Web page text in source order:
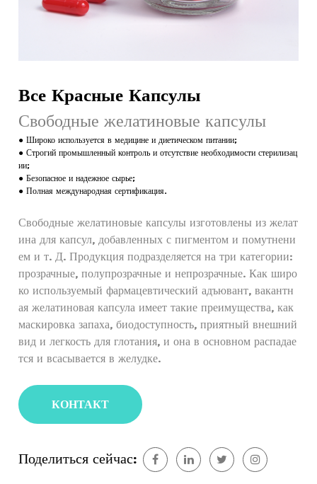
Все Красные Капсулы
Свободные желатиновые капсулы
● Широко используется в медицине и диетическом питании;
● Строгий промышленный контроль и отсутствие необходимости стерилизац
ии;
● Безопасное и надежное сырье;
● Полная международная сертификация.
Свободные желатиновые капсулы изготовлены из желат
ина для капсул, добавленных с пигментом и помутнени
ем и т. Д. Продукция подразделяется на три категории:
прозрачные, полупрозрачные и непрозрачные. Как широ
ко используемый фармацевтический адъювант, вакантн
ая желатиновая капсула имеет такие преимущества, как
маскировка запаха, биодоступность, приятный внешний
вид и легкость для глотания, и она в основном распадае
тся и всасывается в желудке.
КОНТАКТ
Поделиться сейчас: